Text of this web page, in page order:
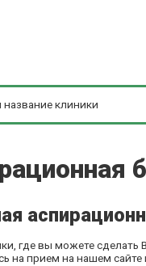
где вы можете
на прием на нашем сайте